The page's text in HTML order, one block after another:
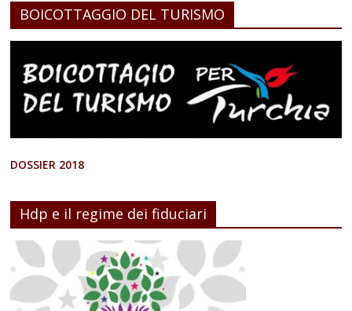
BOICOTTAGGIO DEL TURISMO
DOSSIER 2018
Hdp e il regime dei fiduciari